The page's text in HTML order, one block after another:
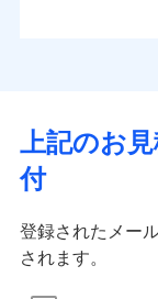
上記のお
付
登録されたメー
されます。